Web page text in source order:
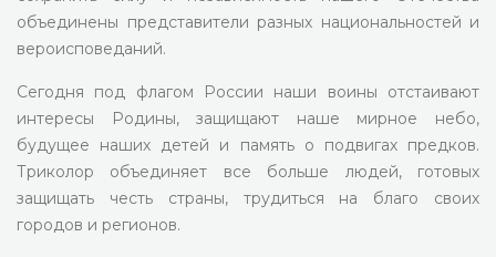
объединены представители разных национальностей и
вероисповеданий.
Сегодня под флагом России наши воины отстаивают
интересы Родины, защищают наше мирное небо,
будущее наших детей и память о подвигах предков.
Триколор объединяет все больше людей, готовых
защищать честь страны, трудиться на благо своих
городов и регионов.